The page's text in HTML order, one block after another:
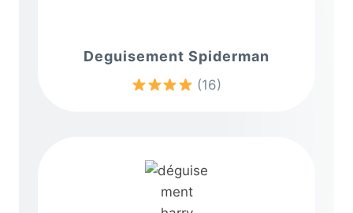
Deguisement Spiderman
(16)